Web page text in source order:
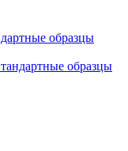
образцы
образцы